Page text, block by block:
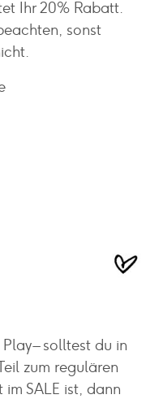
Ihr 20% Rabatt.
sonst
– solltest du in
zum regulären
SALE ist, dann